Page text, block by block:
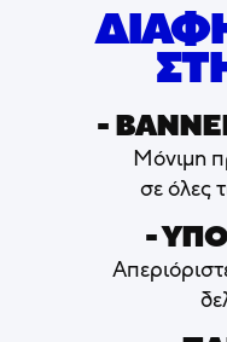
-
Μόνιμη
σε όλες
-